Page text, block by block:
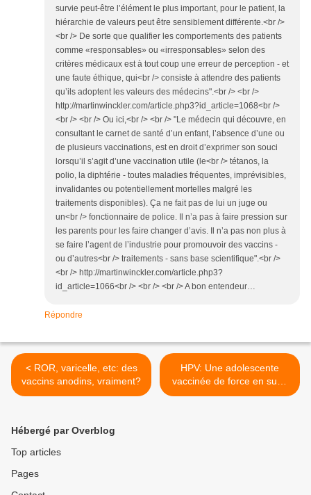
survie peut-être l’élément le plus important, pour le patient, la
hiérarchie de valeurs peut être sensiblement différente.<br />
<br /> De sorte que qualifier les comportements des patients
comme «responsables» ou «irresponsables» selon des
critères médicaux est à tout coup une erreur de perception - et
une faute éthique, qui<br /> consiste à attendre des patients
qu’ils adoptent les valeurs des médecins".<br /> <br />
http://martinwinckler.com/article.php3?id_article=1068<br />
<br /> <br /> Ou ici,<br /> <br /> "Le médecin qui découvre, en
consultant le carnet de santé d’un enfant, l’absence d’une ou
de plusieurs vaccinations, est en droit d’exprimer son souci
lorsqu’il s’agit d’une vaccination utile (le<br /> tétanos, la
polio, la diphtérie - toutes maladies fréquentes, imprévisibles,
invalidantes ou potentiellement mortelles malgré les
traitements disponibles). Ça ne fait pas de lui un juge ou
un<br /> fonctionnaire de police. Il n’a pas à faire pression sur
les parents pour les faire changer d’avis. Il n’a pas non plus à
se faire l’agent de l’industrie pour promouvoir des vaccins -
ou d’autres<br /> traitements - sans base scientifique".<br />
<br /> http://martinwinckler.com/article.php3?
id_article=1066<br /> <br /> <br /> A bon entendeur…
Répondre
< ROR, varicelle, etc: des
vaccins anodins, vraiment?
HPV: Une adolescente
vaccinée de force en subit
les effets secondaires >
Hébergé par Overblog
Top articles
Pages